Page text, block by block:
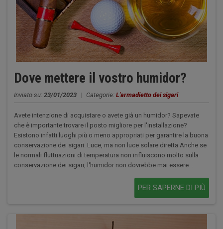
Dove mettere il vostro humidor?
Inviato su: 23/01/2023 | Categorie: L'armadietto dei sigari
Avete intenzione di acquistare o avete già un humidor? Sapevate
che è importante trovare il posto migliore per l'installazione?
Esistono infatti luoghi più o meno appropriati per garantire la buona
conservazione dei sigari. Luce, ma non luce solare diretta Anche se
le normali fluttuazioni di temperatura non influiscono molto sulla
conservazione dei sigari, l'humidor non dovrebbe mai essere...
PER SAPERNE DI PIÙ